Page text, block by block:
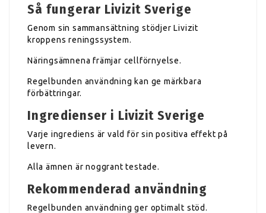
Så fungerar Livizit Sverige
Genom sin sammansättning stödjer Livizit
kroppens reningssystem.
Näringsämnena främjar cellförnyelse.
Regelbunden användning kan ge märkbara
förbättringar.
Ingredienser i Livizit Sverige
Varje ingrediens är vald för sin positiva effekt på
levern.
Alla ämnen är noggrant testade.
Rekommenderad användning
Regelbunden användning ger optimalt stöd.